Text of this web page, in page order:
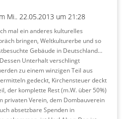
Mi.. 22.05.2013 um 21:28
mal ein anderes kulturelles
bringen, Weltkulturerbe und so
Gebäude in Deutschland…
Unterhalt verschlingt
zu einem winzigen Teil aus
gedeckt, Kirchensteuer deckt
der komplette Rest (m.W. über 50%)
privaten Verein, dem Dombauverein
absetzbare Spenden in